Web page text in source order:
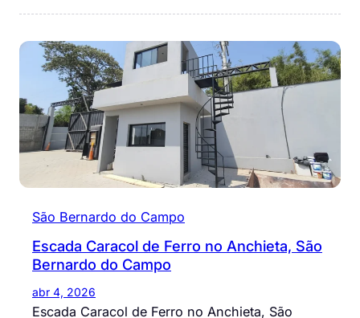
São Bernardo do Campo
Escada Caracol de Ferro no Anchieta, São
Bernardo do Campo
abr 4, 2026
Escada Caracol de Ferro no Anchieta, São